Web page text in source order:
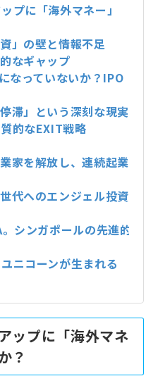
プに「海外マネー」
」の壁と情報不足
なギャップ
なっていないか？IPO
滞」という深刻な現実
的なEXIT戦略
家を解放し、連続起業
代へのエンジェル投資
シンガポールの先進的
ニコーンが生まれる
ップに「海外マネ
？